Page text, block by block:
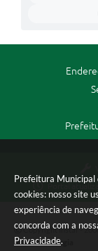
Prefeitura Municipal
cookies: nosso site
experiência de
concorda com a
Privacidade.
Portal
Copyright Instar -
Instar Tecnologia